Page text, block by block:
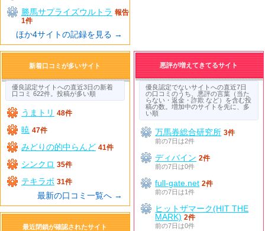
勝馬サプライズウルトラ 報告
1件
ほか4サイトの記録を見る →
新着口コミが多いサイト
優良認定サイトへの直近3日の新着
口コミ 622件。投稿が多い順
うまトリ 48件
暁 47件
みどりの的中らんど 41件
シンクロ 35件
テキラボ 31件
最新の口コミ一覧へ →
悪評が増えてきてるサイト
優良認定でないサイトへの直近7日
の口コミのうち、悪評の言葉（当た
らない・返金・詐欺 など）を含む投
稿の数。増加中のサイトを先に、多
い順
万馬券総合研究所 3件
前の7日は2件
ディバイン 2件
前の7日は0件
full-gate.net 2件
前の7日は1件
ヒットザマーク(HIT THE
MARK) 2件
前の7日は0件
最近閉鎖が確認されたサイト